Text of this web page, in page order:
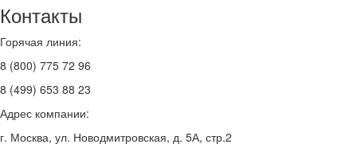
Контакты
Горячая линия:
8 (800) 775 72 96
8 (499) 653 88 23
Адрес компании:
г. Москва, ул. Новодмитровская, д. 5А, стр.2